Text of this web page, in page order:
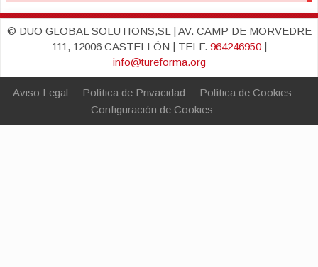
© DUO GLOBAL SOLUTIONS,SL | AV. CAMP DE MORVEDRE
111, 12006 CASTELLÓN | TELF. 964246950|
info@tureforma.org
Aviso Legal Política de Privacidad
Política de Cookies
Configuración de Cookies